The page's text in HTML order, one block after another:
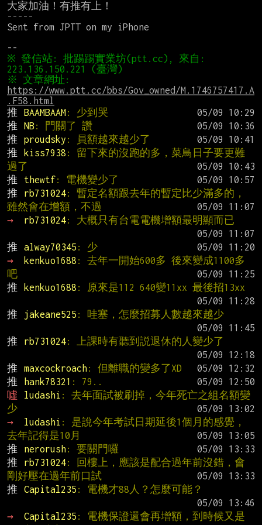
大家加油！有推有上！
-----
Sent from JPTT on my iPhone
※ 發信站: 批踢踢實業坊(ptt.cc), 來自:
https://www.ptt.cc/bbs/Gov_owned/M.1746757417.A
.F58.html
推
BAAMBAAM: 少到哭
推
NB : 門關了 讚
推
proudsky : 員額越來越少了
推
kiss7938 : 留下來的沒跑的多，菜鳥日子要更難
過了
推
thewtf: 電機變少了
推
rb731024: 暫定名額跟去年的暫定比少滿多的，
雖然會在增額，不過
→
rb731024: 大概只有台電電機增額最明顯而已
推
alway70345 : 少
→
kenkuo1688 : 去年一開始600多 後來變成1100多
吧
推
kenkuo1688 : 原來是112 640變11xx 最後招13xx
推
jakeane525 : 哇塞，怎麼招募人數越來越少
推
rb731024: 上課時有聽到説退休的人變少了
推
maxcockroach: 但離職的變多了XD
推
hank78321 : 79..
噓
ludashi : 去年面試被刷掉，今年死亡之組名額變
少
→
ludashi : 是說今年考試日期延後1個月的感覺，
去年記得是10月
推
nerorush: 要關門囉
推
rb731024: 回樓上，應該是配合過年前沒錯，會
剛好壓在過年前口試
推
Capital235 : 電機才88人？怎麼可能？
→
Capital235 : 電機保證還會再增額，到時候又是